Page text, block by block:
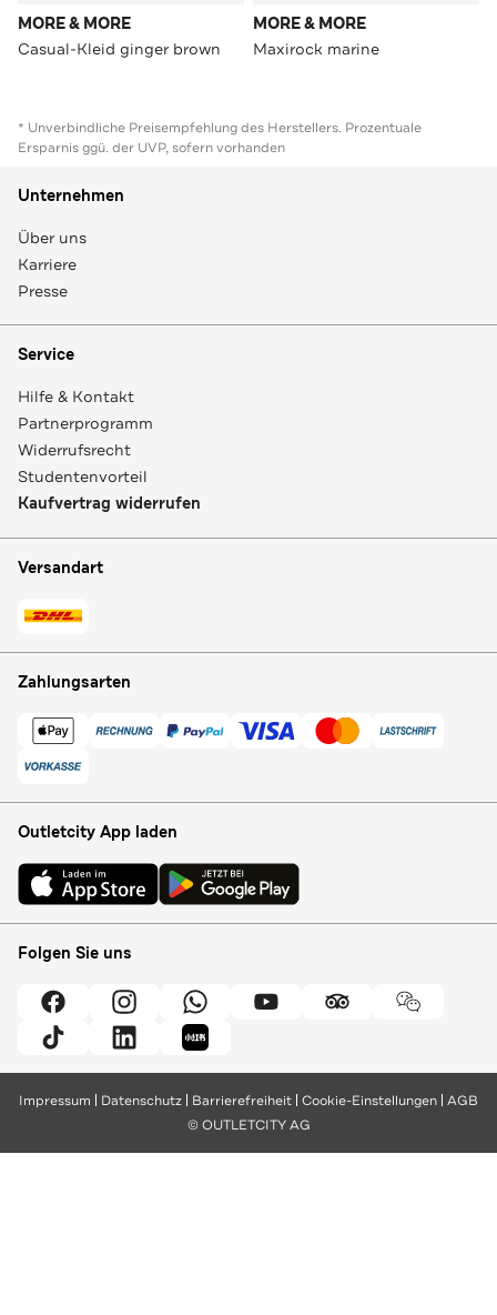
MORE & MORE
Casual-Kleid ginger brown
MORE & MORE
Maxirock marine
* Unverbindliche Preisempfehlung des Herstellers. Prozentuale
Ersparnis ggü. der UVP, sofern vorhanden
Unternehmen
Über uns
Karriere
Presse
Service
Hilfe & Kontakt
Partnerprogramm
Widerrufsrecht
Studentenvorteil
Kaufvertrag widerrufen
Versandart
Zahlungsarten
Outletcity App laden
Folgen Sie uns
Impressum Datenschutz Barrierefreiheit Cookie-Einstellungen AGB
© OUTLETCITY AG